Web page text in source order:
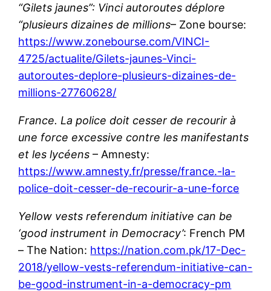
“Gilets jaunes”: Vinci autoroutes déplore
“plusieurs dizaines de millions– Zone bourse:
https://www.zonebourse.com/VINCI-
4725/actualite/Gilets-jaunes-Vinci-
autoroutes-deplore-plusieurs-dizaines-de-
millions-27760628/
France. La police doit cesser de recourir à
une force excessive contre les manifestants
et les lycéens – Amnesty:
https://www.amnesty.fr/presse/france.-la-
police-doit-cesser-de-recourir-a-une-force
Yellow vests referendum initiative can be
‘good instrument in Democracy’: French PM
– The Nation: https://nation.com.pk/17-Dec-
2018/yellow-vests-referendum-initiative-can-
be-good-instrument-in-a-democracy-pm